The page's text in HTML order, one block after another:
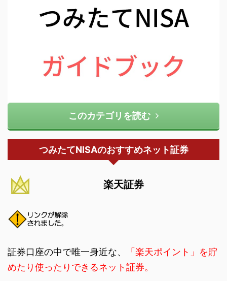
このカテゴリを読む
つみたてNISAのおすすめネット証券
楽天証券
証券口座の中で唯一身近な、
「楽天ポイント」を貯
めたり使ったりできるネット証券。